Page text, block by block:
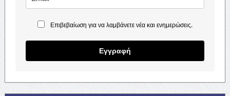
Επιβεβαίωση για να λαμβάνετε νέα και ενημερώσεις.
Εγγραφή